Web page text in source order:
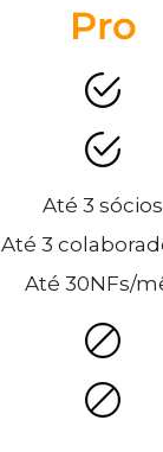
Pro
Até 3 sócios
Até 3
Até 30NFs/